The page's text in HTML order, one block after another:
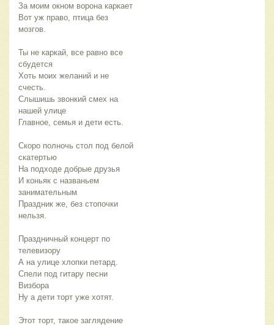
За моим окном ворона каркает
Вот уж право, птица без
мозгов.
Ты не каркай, все равно все
сбудется
Хоть моих желаний и не
счесть.
Слышишь звонкий смех на
нашей улице
Главное, семья и дети есть.
Скоро полночь стол под белой
скатертью
На подходе добрые друзья
И коньяк с названьем
занимательным
Праздник же, без стопочки
нельзя.
Праздничный концерт по
телевизору
А на улице хлопки петард.
Спели под гитару песни
Визбора
Ну а дети торт уже хотят.
Этот торт, такое заглядение